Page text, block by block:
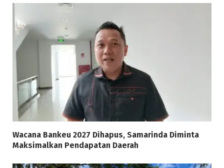
Wacana Bankeu 2027 Dihapus, Samarinda Diminta
Maksimalkan Pendapatan Daerah